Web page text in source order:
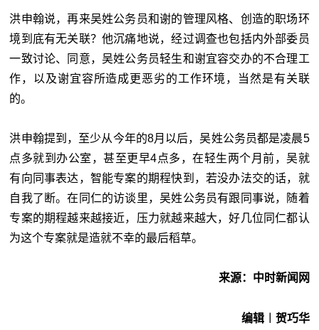
洪申翰说，再来吴姓公务员和谢的管理风格、创造的职场环
境到底有无关联？他沉痛地说，经过调查也包括内外部委员
一致讨论、同意，吴姓公务员轻生和谢宜容交办的不合理工
作，以及谢宜容所造成更恶劣的工作环境，当然是有关联
的。
洪申翰提到，至少从今年的8月以后，吴姓公务员都是凌晨5
点多就到办公室，甚至更早4点多，在轻生两个月前，吴就
有向同事表达，智能专案的期程快到，若没办法交的话，就
自我了断。在同仁的访谈里，吴姓公务员有跟同事说，随着
专案的期程越来越接近，压力就越来越大，好几位同仁都认
为这个专案就是造就不幸的最后稻草。
来源：中时新闻网
编辑︱贺巧华